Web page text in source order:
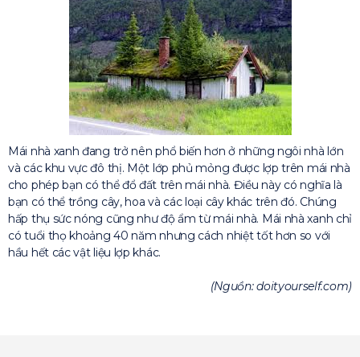
Mái nhà xanh đang trở nên phổ biến hơn ở những ngôi nhà lớn
và các khu vực đô thị. Một lớp phủ mỏng được lợp trên mái nhà
cho phép bạn có thể đổ đất trên mái nhà. Điều này có nghĩa là
bạn có thể trồng cây, hoa và các loại cây khác trên đó. Chúng
hấp thụ sức nóng cũng như độ ẩm từ mái nhà. Mái nhà xanh chỉ
có tuổi thọ khoảng 40 năm nhưng cách nhiệt tốt hơn so với
hầu hết các vật liệu lợp khác.
(Nguồn: doityourself.com)